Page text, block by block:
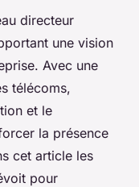
directeur
une vision
Avec une
télécoms,
et le
la présence
cet article les
pour